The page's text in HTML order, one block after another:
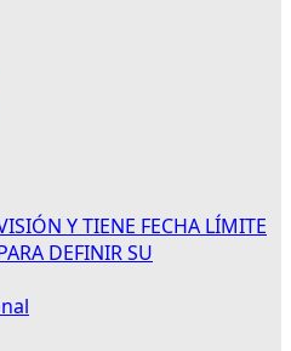
Y TIENE FECHA LÍMITE
DEFINIR SU